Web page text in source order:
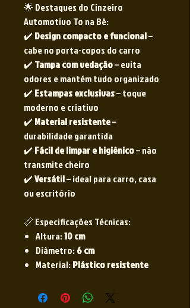
🌟 Destaques do Cinzeiro
Automotivo To na Bê:
✔️ Design compacto e funcional–
cabe no porta-copos do carro
✔️ Tampa com vedação– evita
odores e mantém tudo organizado
✔️ Estampas exclusivas– toque
moderno e criativo
✔️ Material resistente–
durabilidade garantida
✔️ Fácil de limpar e higiênico– não
transmite cheiro
✔️Versátil– ideal para carro, casa
ou escritório
📏 Especificações Técnicas:
Altura:10 cm
Diâmetro:6 cm
Material:Plástico resistente